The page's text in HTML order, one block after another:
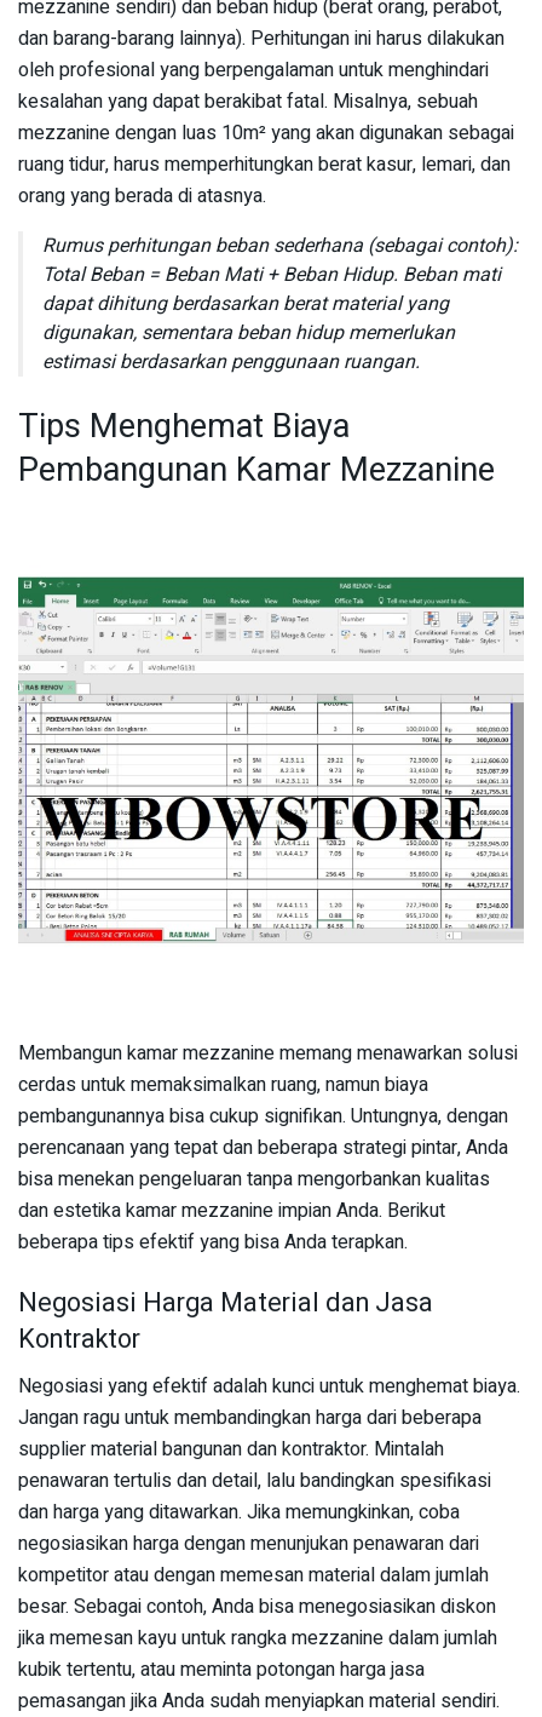
mezzanine sendiri) dan beban hidup (berat orang, perabot,
dan barang-barang lainnya). Perhitungan ini harus dilakukan
oleh profesional yang berpengalaman untuk menghindari
kesalahan yang dapat berakibat fatal. Misalnya, sebuah
mezzanine dengan luas 10m² yang akan digunakan sebagai
ruang tidur, harus memperhitungkan berat kasur, lemari, dan
orang yang berada di atasnya.
Rumus perhitungan beban sederhana (sebagai contoh):
Total Beban = Beban Mati + Beban Hidup. Beban mati
dapat dihitung berdasarkan berat material yang
digunakan, sementara beban hidup memerlukan
estimasi berdasarkan penggunaan ruangan.
Tips Menghemat Biaya
Pembangunan Kamar Mezzanine
Membangun kamar mezzanine memang menawarkan solusi
cerdas untuk memaksimalkan ruang, namun biaya
pembangunannya bisa cukup signifikan. Untungnya, dengan
perencanaan yang tepat dan beberapa strategi pintar, Anda
bisa menekan pengeluaran tanpa mengorbankan kualitas
dan estetika kamar mezzanine impian Anda. Berikut
beberapa tips efektif yang bisa Anda terapkan.
Negosiasi Harga Material dan Jasa
Kontraktor
Negosiasi yang efektif adalah kunci untuk menghemat biaya.
Jangan ragu untuk membandingkan harga dari beberapa
supplier material bangunan dan kontraktor. Mintalah
penawaran tertulis dan detail, lalu bandingkan spesifikasi
dan harga yang ditawarkan. Jika memungkinkan, coba
negosiasikan harga dengan menunjukan penawaran dari
kompetitor atau dengan memesan material dalam jumlah
besar. Sebagai contoh, Anda bisa menegosiasikan diskon
jika memesan kayu untuk rangka mezzanine dalam jumlah
kubik tertentu, atau meminta potongan harga jasa
pemasangan jika Anda sudah menyiapkan material sendiri.